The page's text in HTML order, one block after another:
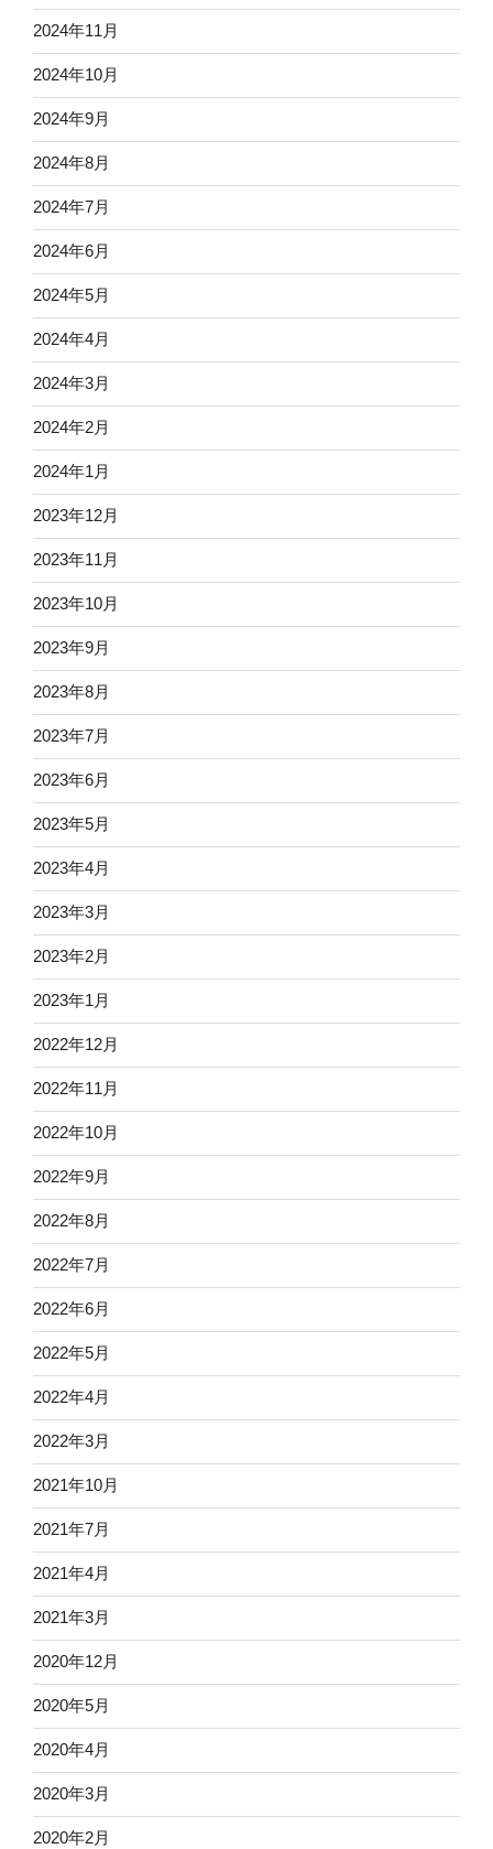
2024年11月
2024年10月
2024年9月
2024年8月
2024年7月
2024年6月
2024年5月
2024年4月
2024年3月
2024年2月
2024年1月
2023年12月
2023年11月
2023年10月
2023年9月
2023年8月
2023年7月
2023年6月
2023年5月
2023年4月
2023年3月
2023年2月
2023年1月
2022年12月
2022年11月
2022年10月
2022年9月
2022年8月
2022年7月
2022年6月
2022年5月
2022年4月
2022年3月
2021年10月
2021年7月
2021年4月
2021年3月
2020年12月
2020年5月
2020年4月
2020年3月
2020年2月